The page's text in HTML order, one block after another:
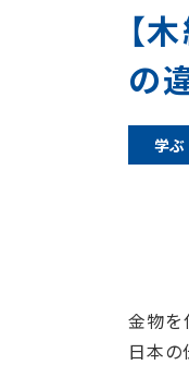
【
の
学ぶ
金物を
日本の